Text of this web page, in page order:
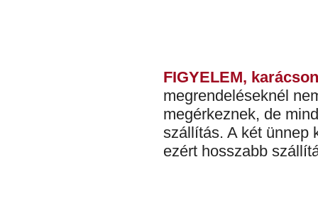
FIGYELEM,
megrendeléseknél
megérkeznek, de
szállítás. A két ünnep
ezért hosszabb